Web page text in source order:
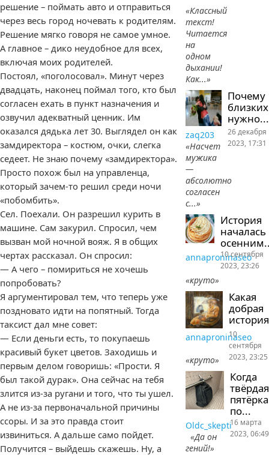
решение – поймать авто и отправиться
через весь город ночевать к родителям.
Решение мягко говоря не самое умное.
А главное – дико неудобное для всех,
включая моих родителей.
Постоял, «поголосовал». Минут через
двадцать, наконец поймал того, кто был
согласен ехать в пункт назначения и
озвучил адекватный ценник. Им
оказался дядька лет 30. Выглядел он как
замдиректора – костюм, очки, слегка
седеет. Не знаю почему «замдиректора».
Просто похож был на управленца,
который зачем-то решил среди ночи
«побомбить».
Сел. Поехали. Он разрешил курить в
машине. Сам закурил. Спросил, чем
вызван мой ночной вояж. Я в общих
чертах рассказал. Он спросил:
— А чего – помириться не хочешь
попробовать?
Я аргументировал тем, что теперь уже
поздновато идти на попятный. Тогда
таксист дал мне совет:
— Если деньги есть, то покупаешь
красивый букет цветов. Заходишь и
первым делом говоришь: «Прости. Я
был такой дурак». Она сейчас на тебя
злится из-за ругани и того, что ты ушел.
А не из-за первоначальной причины
ссоры. И за это правда стоит
извиниться. А дальше само пойдет.
Получится – выйдешь скажешь. Ну, а
«Классный
текст!
Читается
на
одном
дыхании!
Как...»
Почему
близких
нужно...
zaq203
«Насчет
мужика
—
абсолютно
согласен
с...»
26 декабря
2023, 17:31
История
началась
annaproninaseo
«круто»
10 сентября
2023, 23:26
Какая
добрая
история
annaproninaseo
«круто»
10
сентября
2023, 23:25
Когда
твёрдая
пятёрка
по...
Oldc_skepti
«Да он
гений!»
16 марта
2023, 06:49